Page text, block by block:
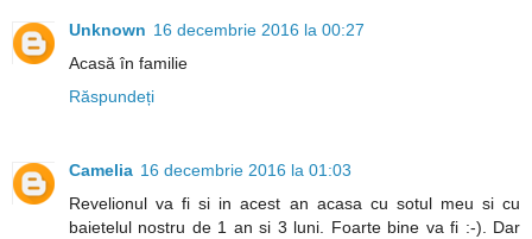
Unknown 16 decembrie 2016 la 00:27
Acasă în familie
Răspundeți
Camelia 16 decembrie 2016 la 01:03
Revelionul va fi si in acest an acasa cu sotul meu si cu
baietelul nostru de 1 an si 3 luni. Foarte bine va fi :-). Dar